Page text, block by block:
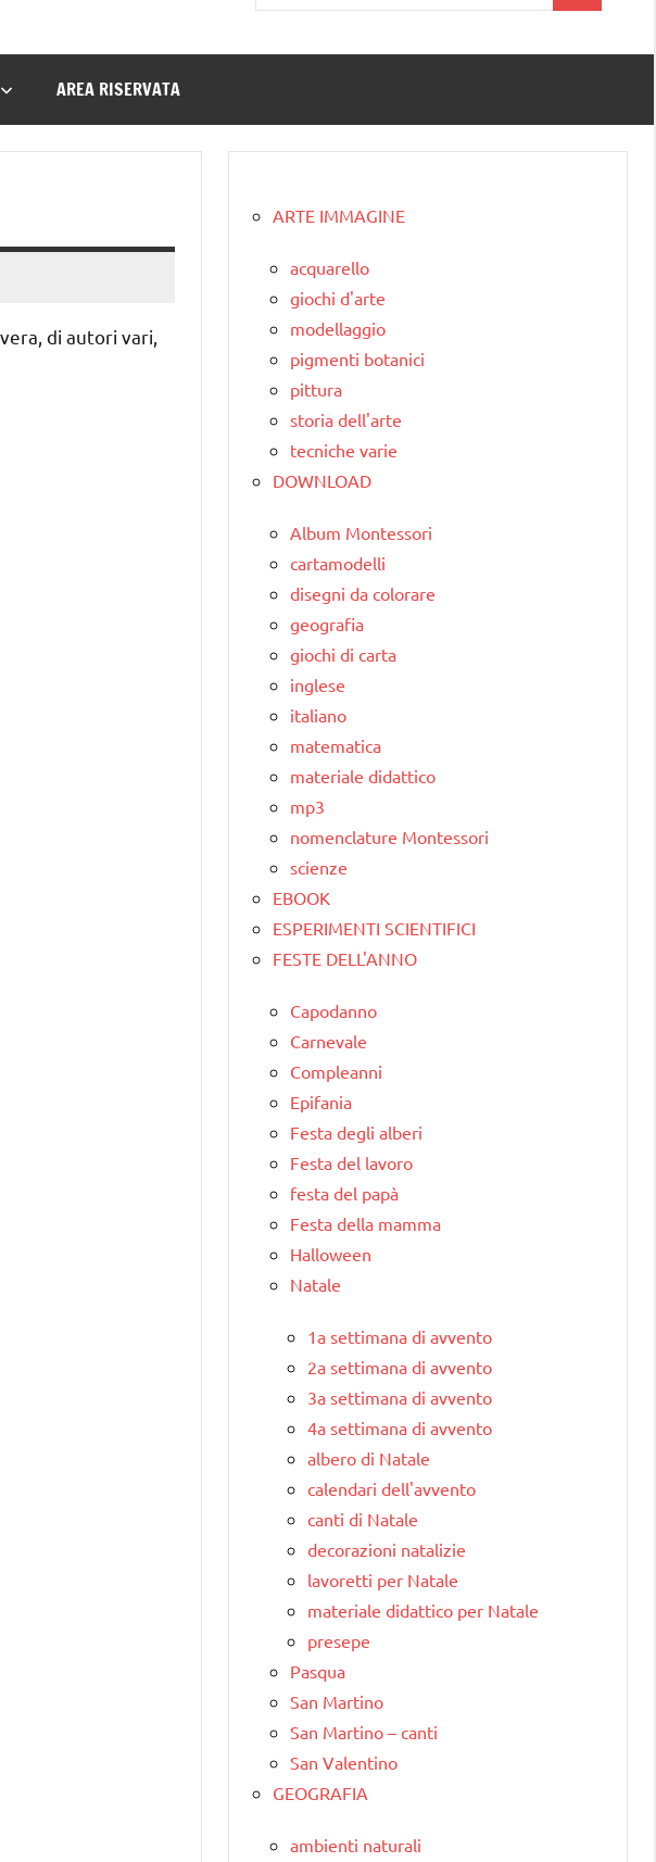
per:
AREA RISERVATA
di autori vari,
ARTE IMMAGINE
acquarello
giochi d'arte
modellaggio
pigmenti botanici
pittura
storia dell'arte
tecniche varie
DOWNLOAD
Album Montessori
cartamodelli
disegni da colorare
geografia
giochi di carta
inglese
italiano
matematica
materiale didattico
mp3
nomenclature Montessori
scienze
EBOOK
ESPERIMENTI SCIENTIFICI
FESTE DELL'ANNO
Capodanno
Carnevale
Compleanni
Epifania
Festa degli alberi
Festa del lavoro
festa del papà
Festa della mamma
Halloween
Natale
1a settimana di avvento
2a settimana di avvento
3a settimana di avvento
4a settimana di avvento
albero di Natale
calendari dell'avvento
canti di Natale
decorazioni natalizie
lavoretti per Natale
materiale didattico per Natale
presepe
Pasqua
San Martino
San Martino – canti
San Valentino
GEOGRAFIA
ambienti naturali